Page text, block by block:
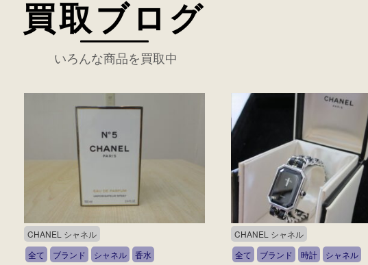
買取ブログ
いろんな商品を買取中
CHANEL シャネル
全て
ブランド シャネル 香水
CHANEL シャネル
全て
ブランド 時計 シャネル